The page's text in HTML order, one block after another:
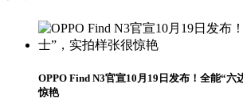
OPPO Find N3官宣10月19日发布！全能“六
惊艳